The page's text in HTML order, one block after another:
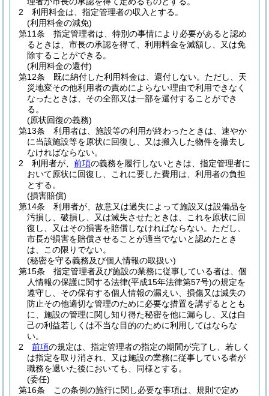
2
利用料金は、指定管理者の収入とする。
(利用料金の減免)
第11条
指定管理者は、特別の事情により必要があると認め
るときは、市長の承認を得て、利用料金を減額し、又は免
除することができる。
(利用料金の還付)
第12条
既に納付した利用料金は、還付しない。 ただし、天
災地変その他利用者の責めによらない理由で利用できなく
なったときは、その全部又は一部を還付することができ
る。
(原状回復の義務)
第13条
利用者は、施設等の利用が終わったときは、速やか
に当該施設等を原状に回復し、又は搬入した物件を撤去し
なければならない。
2
利用者が、 前項の義務を履行しないときは、指定管理者に
おいて原状に回復し、これに要した費用は、利用者の負担
とする。
(損害賠償)
第14条
利用者が、故意又は過失によって施設又は設備品を
汚損し、破損し、又は滅失させたときは、これを原状に回
復し、又はその損害を賠償しなければならない。 ただし、
市長が損害を賠償させることが適当でないと認めたとき
は、この限りでない。
(秘密を守る義務及び個人情報の取扱い)
第15条
指定管理者及び施設の業務に従事している者は、個
人情報の保護に関する法律(平成15年法律第57号)の規定を
遵守し、その保有する個人情報の漏えい、損傷又は滅失の
防止その他適切な管理のために必要な措置を講ずるととも
に、施設の管理に関し知り得た秘密を他に漏らし、又は自
己の利益若しくは不当な目的のために利用してはならな
い。
2
前項の規定は、指定管理者の指定の期間が完了し、若しく
は指定を取り消され、又は施設の業務に従事している者が
職務を退いた後においても、同様とする。
(委任)
第16条
この条例の施行に関し必要な事項は、規則で定め